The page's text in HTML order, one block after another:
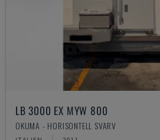
LB 3000 EX MYW 800
OKUMA - HORISONTELL SVARV